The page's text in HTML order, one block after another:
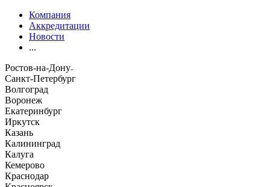
Компания
Аккредитации
Новости
...
Ростов-на-Дону
Санкт-Петербург
Волгоград
Воронеж
Екатеринбург
Иркутск
Казань
Калининград
Калуга
Кемерово
Краснодар